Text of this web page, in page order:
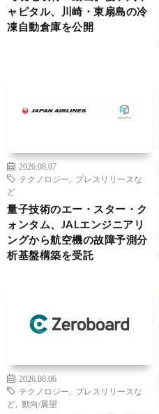
ャピタル、川崎・東扇島の冷
凍自動倉庫を公開
2026.08.07
テクノロジー
プレスリリースな
ど
量子技術のエー・スター・ク
ォンタム、JALエンジニアリ
ングから航空機の故障予測分
析基盤構築を受託
2026.08.06
テクノロジー
プレスリリースな
ど
動向/展望